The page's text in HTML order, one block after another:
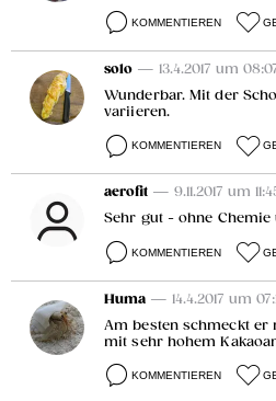
KOMMENTIEREN
solo — 13.4.2017 um
Wunderbar. Mit der
variieren.
KOMMENTIEREN
aerofit — 9.11.2017 um
Sehr gut - ohne Chemie
KOMMENTIEREN
Huma — 14.4.2017 um
Am besten schmeckt
mit sehr hohem
KOMMENTIEREN